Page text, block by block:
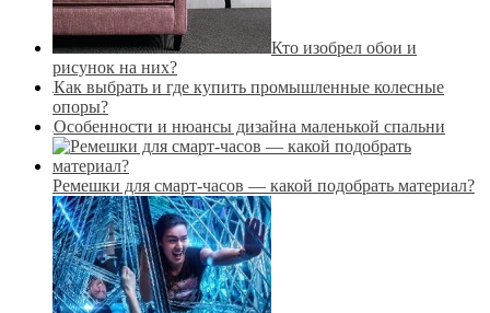
Кто изобрел обои и
рисунок на них?
Как выбрать и где купить промышленные колесные
опоры?
Особенности и нюансы дизайна маленькой спальни
Ремешки для смарт-часов — какой подобрать материал?